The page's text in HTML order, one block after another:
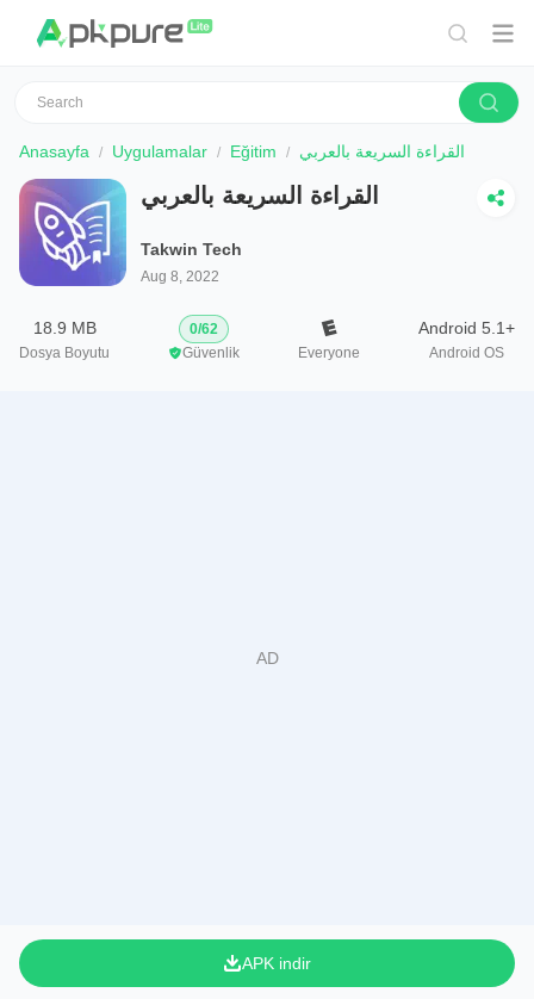
Anasayfa Uygulamalar Eğitim القراءة السريعة بالعربي
القراءة السريعة بالعربي
Takwin Tech
Aug 8, 2022
18.9 MB
Dosya Boyutu
0/62
Güvenlik
Everyone
Android 5.1+
Android OS
APK indir